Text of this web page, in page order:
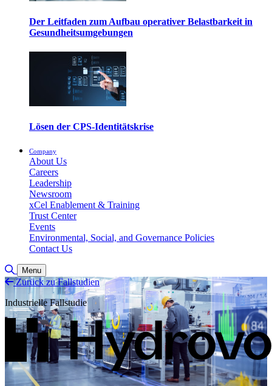
Der Leitfaden zum Aufbau operativer Belastbarkeit in
Gesundheitsumgebungen
Lösen der CPS-Identitätskrise
Company
About Us
Careers
Leadership
Newsroom
xCel Enablement & Training
Trust Center
Events
Environmental, Social, and Governance Policies
Contact Us
Suche umschalten
Menu
Zurück zu Fallstudien
Industrielle Fallstudie